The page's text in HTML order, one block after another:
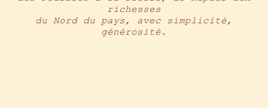
richesses
du Nord du pays, avec simplicité,
générosité.